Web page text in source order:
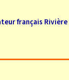
français Rivière